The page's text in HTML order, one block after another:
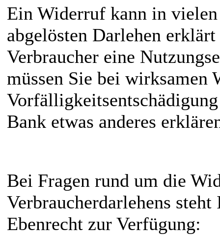
Ein Widerruf kann in
abgelösten Darlehen
Verbraucher eine
müssen Sie bei wirksamen
Bank etwas anderes
Bei Fragen rund um die
Verbraucherdarlehens
Ebenrecht zur Verfügung: